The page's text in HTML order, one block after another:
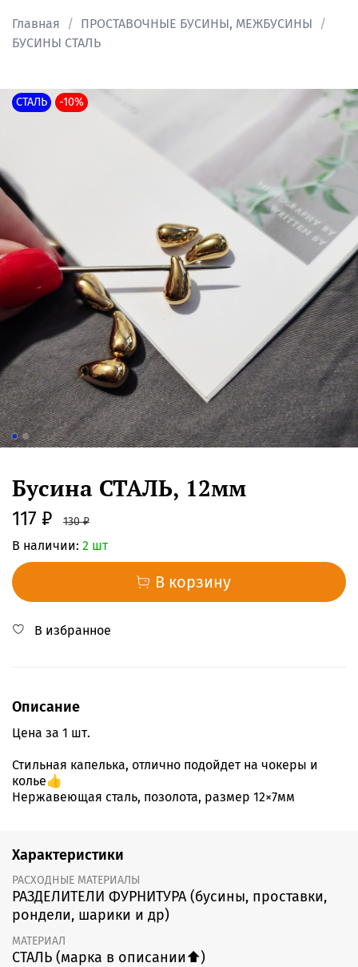
Главная
ПРОСТАВОЧНЫЕ БУСИНЫ, МЕЖБУСИНЫ
БУСИНЫ СТАЛЬ
СТАЛЬ -10%
Бусина СТАЛЬ, 12мм
117 ₽ 130 ₽
В наличии: 2 шт
В корзину
В избранное
Описание
Цена за 1 шт.
Стильная капелька, отлично подойдет на чокеры и
колье👍
Нержавеющая сталь, позолота, размер 12×7мм
Характеристики
РАСХОДНЫЕ МАТЕРИАЛЫ
РАЗДЕЛИТЕЛИ ФУРНИТУРА (бусины, проставки,
рондели, шарики и др)
МАТЕРИАЛ
СТАЛЬ (марка в описании⬆️)